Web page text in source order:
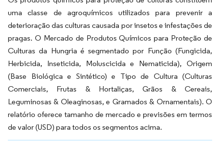
uma classe de agroquímicos utilizados para prevenir a
deterioração das culturas causada por insetos e infestações de
pragas. O Mercado de Produtos Químicos para Proteção de
Culturas da Hungria é segmentado por Função (Fungicida,
Herbicida, Inseticida, Moluscicida e Nematicida), Origem
(Base Biológica e Sintético) e Tipo de Cultura (Culturas
Comerciais, Frutas & Hortaliças, Grãos & Cereais,
Leguminosas & Oleaginosas, e Gramados & Ornamentais). O
relatório oferece tamanho de mercado e previsões em termos
de valor (USD) para todos os segmentos acima.